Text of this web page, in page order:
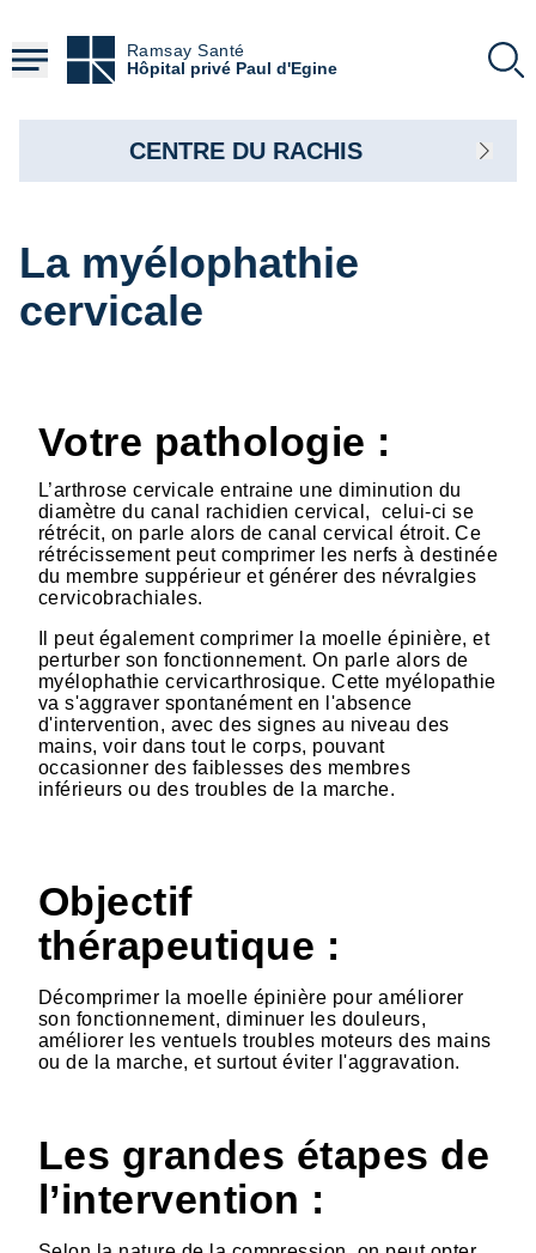
contenu
principal
Ramsay Santé
Hôpital privé Paul d'Egine
La myélophathie
cervicale
Votre pathologie :
L’arthrose cervicale entraine une diminution du
diamètre du canal rachidien cervical, celui-ci se
rétrécit, on parle alors de canal cervical étroit. Ce
rétrécissement peut comprimer les nerfs à destinée
du membre suppérieur et générer des névralgies
cervicobrachiales.
Il peut également comprimer la moelle épinière, et
perturber son fonctionnement. On parle alors de
myélophathie cervicarthrosique. Cette myélopathie
va s'aggraver spontanément en l'absence
d'intervention, avec des signes au niveau des
mains, voir dans tout le corps, pouvant
occasionner des faiblesses des membres
inférieurs ou des troubles de la marche.
Objectif
thérapeutique :
Décomprimer la moelle épinière pour améliorer
son fonctionnement, diminuer les douleurs,
améliorer les ventuels troubles moteurs des mains
ou de la marche, et surtout éviter l'aggravation.
Les grandes étapes de
l’intervention :
CENTRE DU RACHIS